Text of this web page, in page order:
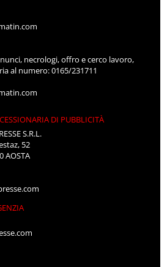
necrologi, offro e cerco lavoro,
al numero: 0165/231711
DI PUBBLICITÀ
S.R.L.
52
AOSTA